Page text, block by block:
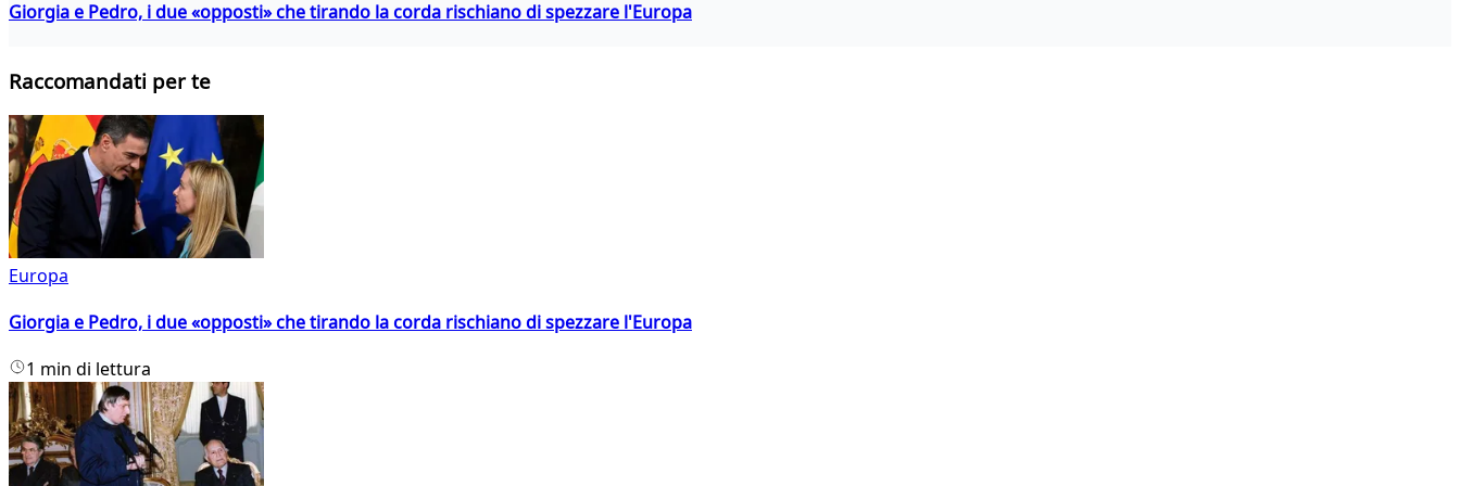
Giorgia e Pedro, i due «opposti» che tirando la corda rischiano di spezzare l'Europa
Raccomandati per te
Europa
Giorgia e Pedro, i due «opposti» che tirando la corda rischiano di spezzare l'Europa
1 min di lettura